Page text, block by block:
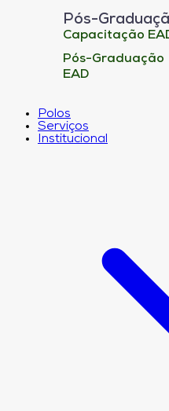
Pós-
Capacitação
Pós-Graduação
EAD
Polos
Serviços
Institucional